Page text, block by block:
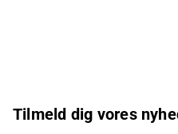
Tilmeld dig vores